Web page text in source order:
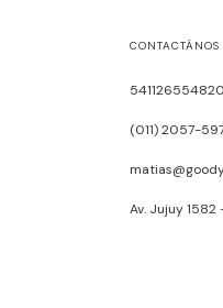
CONTACTÁNOS
541126554820
(011) 2057-
Av. Jujuy 1582